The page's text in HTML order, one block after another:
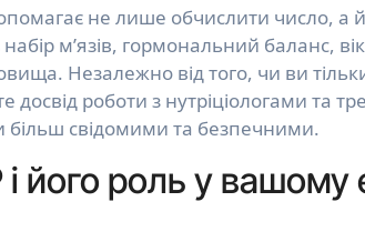
не лише обчислити число, а
м’язів, гормональний баланс,
Незалежно від того, чи ви
досвід роботи з нутріціологами та
більш свідомими та безпечними.
його роль у вашому